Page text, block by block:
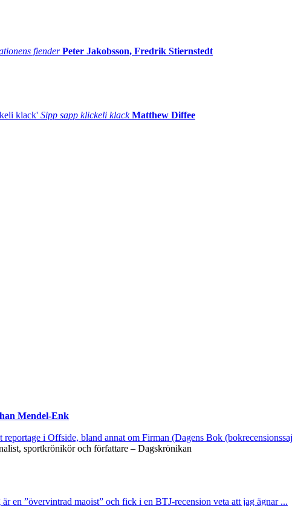
fiender Peter Jakobsson, Fredrik Stiernstedt
Sipp sapp klickeli klack Matthew Diffee
Mendel-Enk
i Offside, bland annat om Firman (Dagens Bok
sportkrönikör och författare – Dagskrönikan
en ”övervintrad maoist” och fick i en BTJ-recension veta att jag ägnar ...